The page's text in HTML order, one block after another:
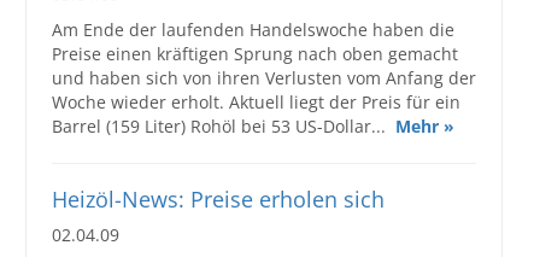
Am Ende der laufenden Handelswoche haben die
Preise einen kräftigen Sprung nach oben gemacht
und haben sich von ihren Verlusten vom Anfang der
Woche wieder erholt. Aktuell liegt der Preis für ein
Barrel (159 Liter) Rohöl bei 53 US-Dollar... Mehr »
Heizöl-News: Preise erholen sich
02.04.09